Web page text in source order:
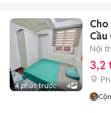
4 phút trước 4
Cầu
Nội
3,2